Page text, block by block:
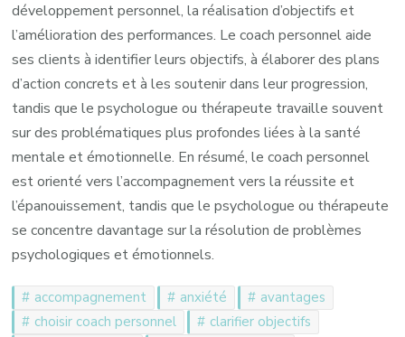
développement personnel, la réalisation d’objectifs et
l’amélioration des performances. Le coach personnel aide
ses clients à identifier leurs objectifs, à élaborer des plans
d’action concrets et à les soutenir dans leur progression,
tandis que le psychologue ou thérapeute travaille souvent
sur des problématiques plus profondes liées à la santé
mentale et émotionnelle. En résumé, le coach personnel
est orienté vers l’accompagnement vers la réussite et
l’épanouissement, tandis que le psychologue ou thérapeute
se concentre davantage sur la résolution de problèmes
psychologiques et émotionnels.
accompagnement anxiété
avantages
choisir coach personnel
clarifier objectifs